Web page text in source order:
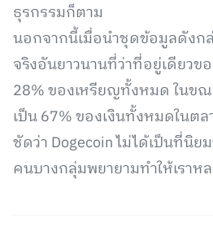
ธุรกรรมก็ตาม
นอกจากนี้เมื่อนำชุดข้อมูลดังก
จริงอันยาวนานที่ว่าที่อยู่เดียวข
28% ของเหรียญทั้งหมด ในข
เป็น 67% ของเงินทั้งหมดในต
ชัดว่า Dogecoin ไม่ได้เป็นที่นิ
คนบางกลุ่มพยายามทำให้เราห